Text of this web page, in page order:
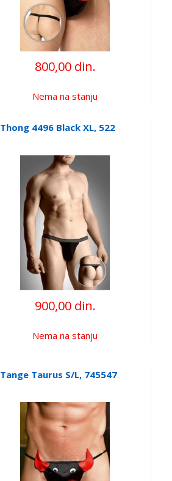
800,00 din.
Nema na stanju
Thong 4496 Black XL, 522
900,00 din.
Nema na stanju
Tange Taurus S/L, 745547